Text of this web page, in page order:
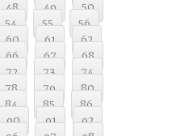
48 49
50
54 55
56
60 61
62
66 67
68
72 73
74
78 79
80
84 85
86
90 91
92